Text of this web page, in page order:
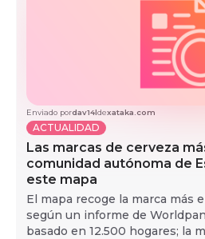
Enviado pordav14ldexataka.com
ACTUALIDAD
Las marcas de cerveza
comunidad autónoma de
este mapa
El mapa recoge la marca más
según un informe de
basado en 12.500 hogares; la